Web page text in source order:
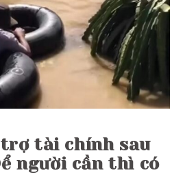
trợ tài chính sau
người cần thì có